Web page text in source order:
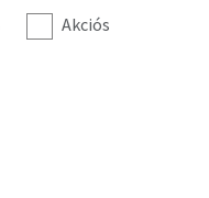
Akciós